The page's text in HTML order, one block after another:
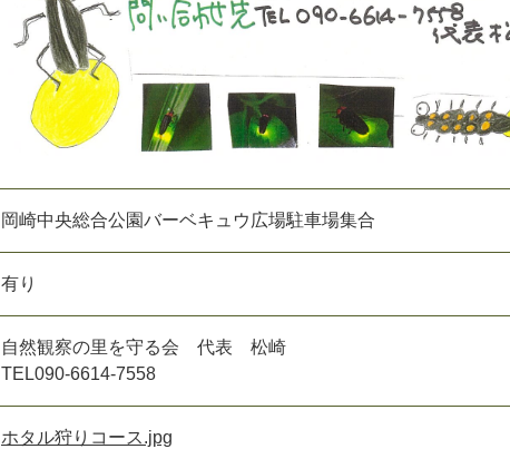
岡崎中央総合公園バーベキュウ広場駐車場集合
有り
自然観察の里を守る会 代表 松崎
TEL090-6614-7558
ホタル狩りコース.jpg